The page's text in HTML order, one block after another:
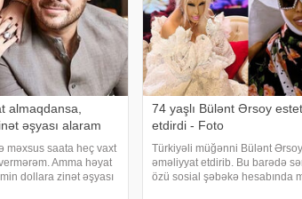
almaqdansa,
əşyası alaram
məxsus saata heç vaxt
Amma həyat
dollara zinət əşyası
74 yaşlı Bülənt Ərsoy
etdirdi - Foto
Türkiyəli müğənni Bülənt
əməliyyat etdirib. Bu barədə
özü sosial şəbəkə hesabında